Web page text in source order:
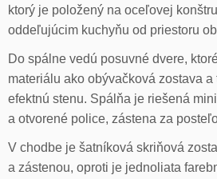
ktorý je položený na oceľovej
oddeľujúcim kuchyňu od priestoru
Do spálne vedú posuvné dvere,
materiálu ako obývačková zostava
efektnú stenu. Spálňa je riešená
a otvorené police, zástena za
V chodbe je šatníková skriňová
a zástenou, oproti je jednoliata